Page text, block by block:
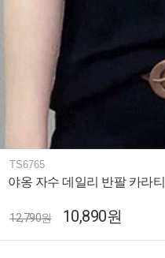
TS6765
야옹 자수 데일리 반팔 카라티
12,790원 10,890원